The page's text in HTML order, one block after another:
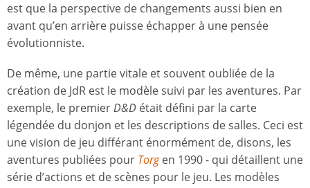
est que la perspective de changements aussi bien en
avant qu’en arrière puisse échapper à une pensée
évolutionniste.
De même, une partie vitale et souvent oubliée de la
création de JdR est le modèle suivi par les aventures. Par
exemple, le premierD&D était défini par la carte
légendée du donjon et les descriptions de salles. Ceci est
une vision de jeu différant énormément de, disons, les
aventures publiées pour Torgen 1990 - qui détaillent une
série d’actions et de scènes pour le jeu. Les modèles